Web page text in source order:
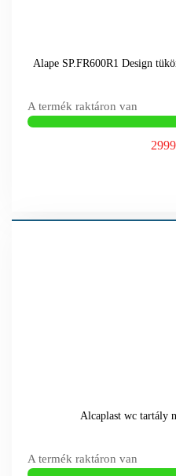
Alape SP.FR600R1 Design
A termék raktáron van
Alcaplast wc tartály
A termék raktáron van